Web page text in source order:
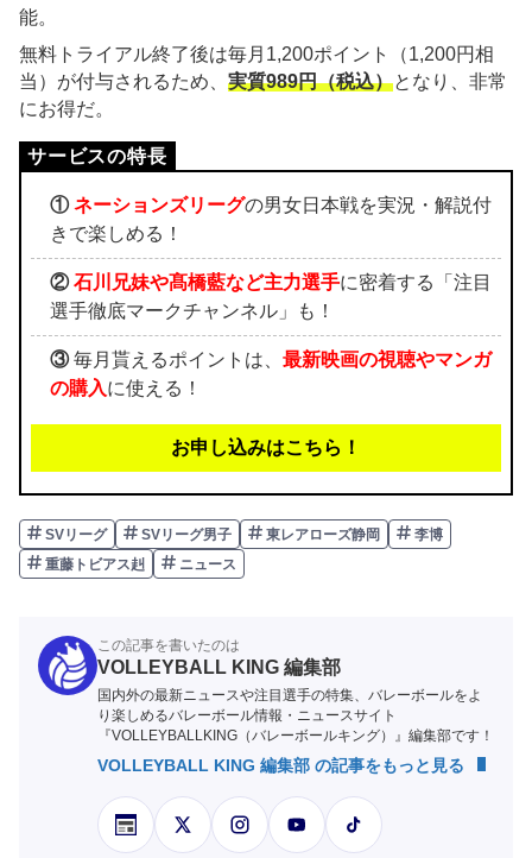
能。
無料トライアル終了後は毎月1,200ポイント（1,200円相
当）が付与されるため、 実質989円（税込）となり、非常
にお得だ。
① ネーションズリーグの男女日本戦を実況・解説付
きで楽しめる！
② 石川兄妹や髙橋藍など主力選手に密着する「注目
選手徹底マークチャンネル」も！
③毎月貰えるポイントは、 最新映画の視聴やマンガ
の購入に使える！
お申し込みはこちら！
SVリーグ SVリーグ男子 東レアローズ静岡
李博
重藤トビアス赳
ニュース
この記事を書いたのは
VOLLEYBALL KING 編集部
国内外の最新ニュースや注目選手の特集、バレーボールをよ
り楽しめるバレーボール情報・ニュースサイト
『VOLLEYBALLKING（バレーボールキング）』編集部です！
VOLLEYBALL KING 編集部 の記事をもっと見る